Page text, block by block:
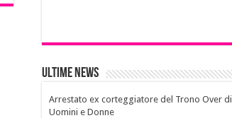
Ultime News
Arrestato ex corteggiatore del Trono Over di
Uomini e Donne